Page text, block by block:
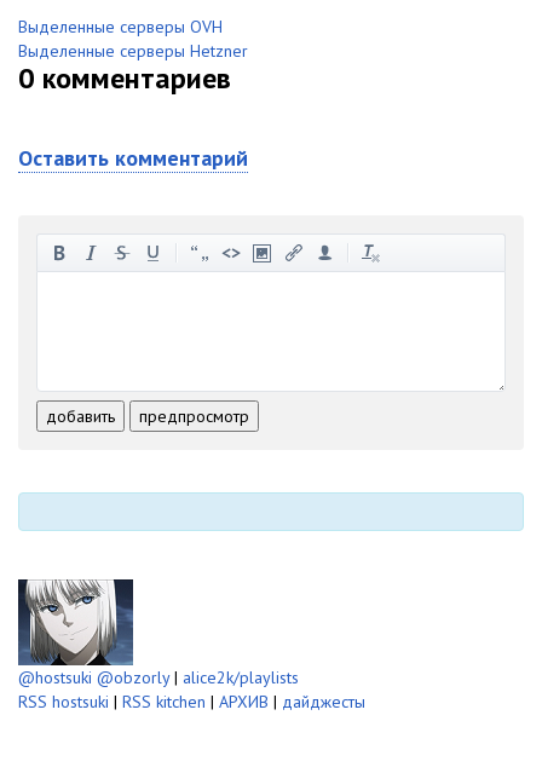
Выделенные серверы OVH
Выделенные серверы Hetzner
0 комментариев
Оставить комментарий
-
-
-
добавить предпросмотр
@hostsuki @obzorly| alice2k/playlists
RSS hostsuki | RSS kitchen | АРХИВ | дайджесты